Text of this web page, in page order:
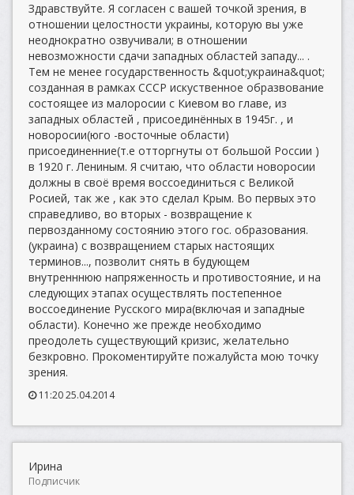
Здравствуйте. Я согласен с вашей точкой зрения, в
отношении целостности украины, которую вы уже
неоднократно озвучивали; в отношении
невозможности сдачи западных областей западу... .
Тем не менее государственность &quot;украина&quot;
созданная в рамках СССР искуственное образвование
состоящее из малоросии с Киевом во главе, из
западных областей , присоединённых в 1945г. , и
новоросии(юго -восточные области)
присоединенние(т.е отторгнуты от большой России )
в 1920 г. Лениным. Я считаю, что области новоросии
должны в своё время воссоединиться с Великой
Росией, так же , как это сделал Крым. Во первых это
справедливо, во вторых - возвращение к
первозданному состоянию этого гос. образования.
(украина) с возвращением старых настоящих
терминов..., позволит снять в будующем
внутренннюю напряженность и противостояние, и на
следующих этапах осуществлять постепенное
воссоединение Русского мира(включая и западные
области). Конечно же прежде необходимо
преодолеть существующий кризис, желательно
безкровно. Прокоментируйте пожалуйста мою точку
зрения.
11:20 25.04.2014
Ирина
Подписчик